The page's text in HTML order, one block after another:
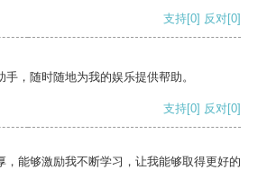
支持[0] 反对[0]
，随时随地为我的娱乐提供帮助。
支持[0] 反对[0]
，能够激励我不断学习，让我能够取得更好的